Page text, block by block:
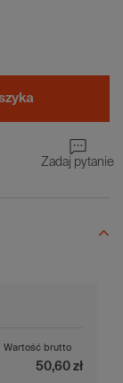
Zadaj pytanie
Wartość brutto
50,60 zł